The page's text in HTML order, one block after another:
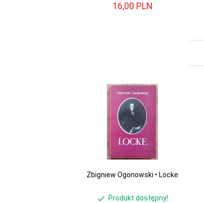
16,00 PLN
Zbigniew Ogonowski • Locke
Produkt dostępny!